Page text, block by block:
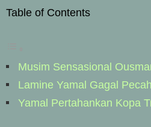
Table of Contents
Musim Sensasional
Lamine Yamal Gagal
Yamal Pertahankan Kopa